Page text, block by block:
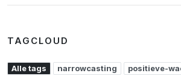
TAGCLOUD
Alle tags narrowcasting
positieve-